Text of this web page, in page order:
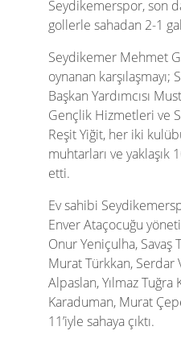
Seydikemerspor, son
gollerle sahadan 2-1
Seydikemer Mehmet
oynanan
Başkan Yardımcısı
Gençlik Hizmetleri ve
Reşit Yiğit, her iki
muhtarları ve
etti.
Ev sahibi
Enver Ataçocuğu
Onur Yeniçulha, Savaş
Murat Türkkan, Serdar
Alpaslan, Yılmaz
Karaduman, Murat
11’iyle sahaya çıktı.